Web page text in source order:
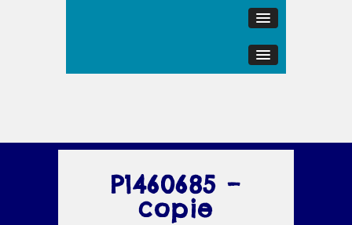
P1460685 –
copie